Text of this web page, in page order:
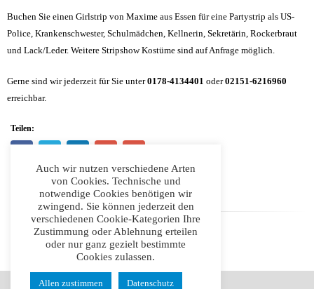
Buchen Sie einen Girlstrip von Maxime aus Essen für eine Partystrip als US-
Police, Krankenschwester, Schulmädchen, Kellnerin, Sekretärin, Rockerbraut
und Lack/Leder. Weitere Stripshow Kostüme sind auf Anfrage möglich.
Gerne sind wir jederzeit für Sie unter0178-4134401 oder02151-6216960
erreichbar.
Teilen:
Auch wir nutzen verschiedene Arten
von Cookies. Technische und
notwendige Cookies benötigen wir
zwingend. Sie können jederzeit den
verschiedenen Cookie-Kategorien Ihre
Zustimmung oder Ablehnung erteilen
oder nur ganz gezielt bestimmte
Cookies zulassen.
Allen zustimmen Datenschutz